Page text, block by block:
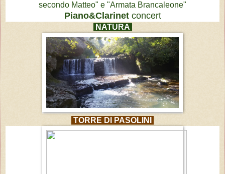
secondo Matteo" e "Armata Brancaleone"
Piano&Clarinet concert
NATURA
TORRE DI PASOLINI